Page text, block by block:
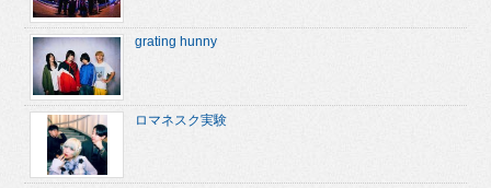
grating hunny
ロマネスク実験